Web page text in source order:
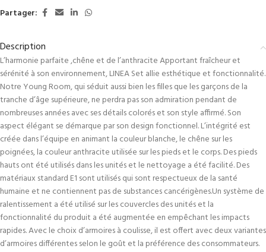
Partager:
Description
L’harmonie parfaite ,chêne et de l’anthracite Apportant fraîcheur et
sérénité à son environnement, LINEA Set allie esthétique et fonctionnalité.
Notre Young Room, qui séduit aussi bien les filles que les garçons de la
tranche d’âge supérieure, ne perdra pas son admiration pendant de
nombreuses années avec ses détails colorés et son style affirmé. Son
aspect élégant se démarque par son design fonctionnel. L’intégrité est
créée dans l’équipe en animant la couleur blanche, le chêne sur les
poignées, la couleur anthracite utilisée sur les pieds et le corps. Des pieds
hauts ont été utilisés dans les unités et le nettoyage a été facilité. Des
matériaux standard E1 sont utilisés qui sont respectueux de la santé
humaine et ne contiennent pas de substances cancérigènes.Un système de
ralentissement a été utilisé sur les couvercles des unités et la
fonctionnalité du produit a été augmentée en empêchant les impacts
rapides. Avec le choix d’armoires à coulisse, il est offert avec deux variantes
d’armoires différentes selon le goût et la préférence des consommateurs.